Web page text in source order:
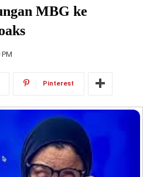
MBG ke
Pinterest